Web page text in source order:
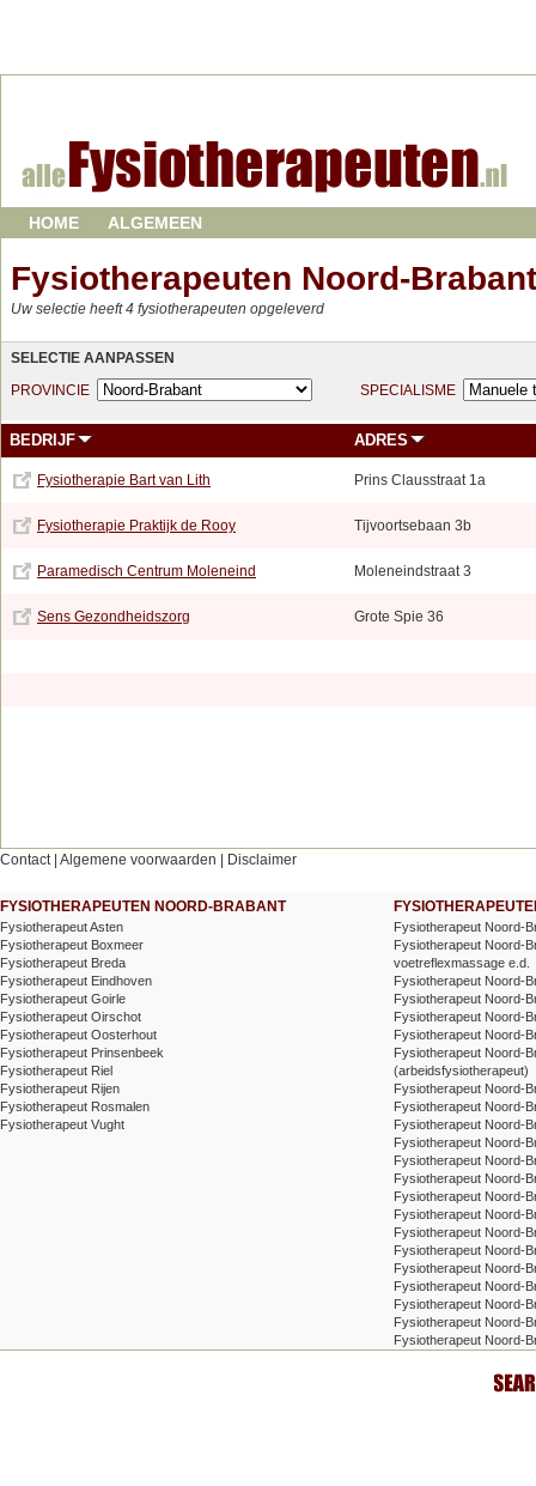
HOME ALGEMEEN
Fysiotherapeuten Noord-Brabant
Uw selectie heeft 4 fysiotherapeuten opgeleverd
SELECTIE AANPASSEN
PROVINCIE
SPECIALISME
BEDRIJF ADRES
Fysiotherapie Bart van Lith Prins Clausstraat 1a
Fysiotherapie Praktijk de Rooy Tijvoortsebaan 3b
Paramedisch Centrum Moleneind Moleneindstraat 3
Sens Gezondheidszorg Grote Spie 36
Contact| Algemene voorwaarden Disclaimer
FYSIOTHERAPEUTEN NOORD-BRABANT
Fysiotherapeut Asten
Fysiotherapeut Boxmeer
Fysiotherapeut Breda
Fysiotherapeut Eindhoven
Fysiotherapeut Goirle
Fysiotherapeut Oirschot
Fysiotherapeut Oosterhout
Fysiotherapeut Prinsenbeek
Fysiotherapeut Riel
Fysiotherapeut Rijen
Fysiotherapeut Rosmalen
Fysiotherapeut Vught
Fysiotherapeut Noord-
Fysiotherapeut Noord-
voetreflexmassage e.d.
Fysiotherapeut Noord-
Fysiotherapeut Noord-
Fysiotherapeut Noord-
Fysiotherapeut Noord-
Fysiotherapeut Noord-
(arbeidsfysiotherapeut)
Fysiotherapeut Noord-
Fysiotherapeut Noord-
Fysiotherapeut Noord-
Fysiotherapeut Noord-
Fysiotherapeut Noord-
Fysiotherapeut Noord-
Fysiotherapeut Noord-
Fysiotherapeut Noord-
Fysiotherapeut Noord-
Fysiotherapeut Noord-
Fysiotherapeut Noord-
Fysiotherapeut Noord-
Fysiotherapeut Noord-
Fysiotherapeut Noord-
Fysiotherapeut Noord-